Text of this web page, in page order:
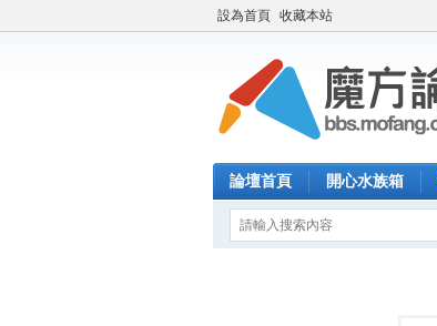
設為首頁 收藏本站
論壇首頁 開心水族箱